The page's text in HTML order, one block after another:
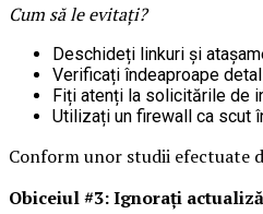
Cum să le evitați?
Deschideți linkuri și
Verificați îndeaproape
Fiți atenți la solicitările de
Utilizați un firewall ca scut
Conform unor studii efectuate
Obiceiul #3: Ignorați